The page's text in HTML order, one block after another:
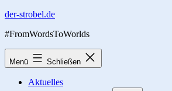
Zum
springen
der-strobel.de
#FromWordsToWorlds
Menü Schließen
Aktuelles